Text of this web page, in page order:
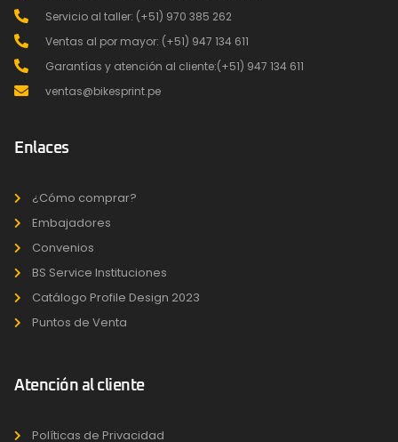
Servicio al taller: (+51) 970 385 262
Ventas al por mayor: (+51) 947 134 611
Garantías y atención al cliente:(+51) 947 134 611
ventas@bikesprint.pe
Enlaces
¿Cómo comprar?
Embajadores
Convenios
BS Service Instituciones
Catálogo Profile Design 2023
Puntos de Venta
Atención al cliente
Políticas de Privacidad